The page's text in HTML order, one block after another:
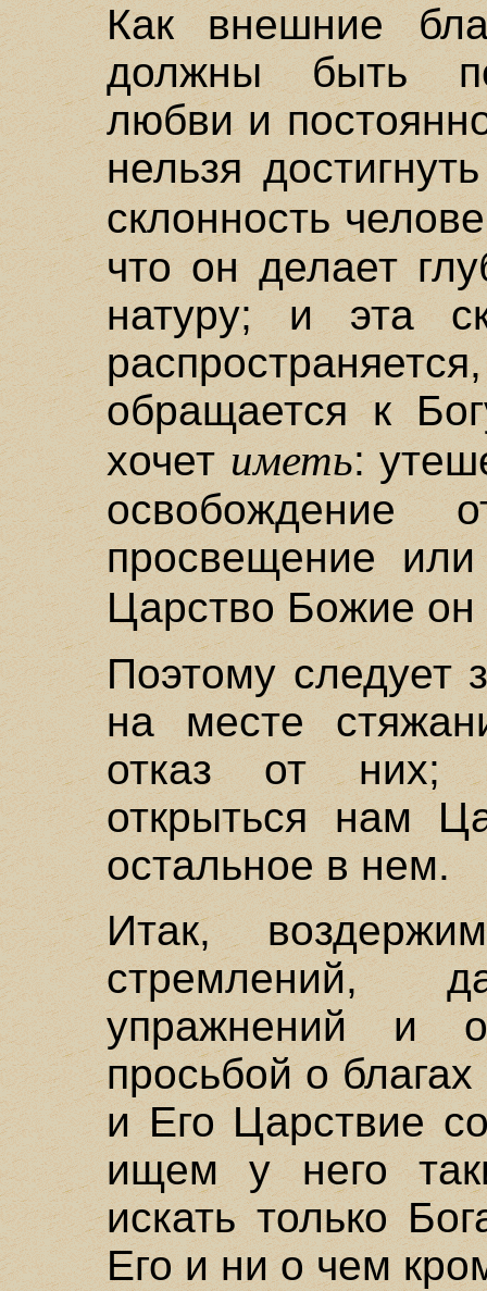
Как внешние
должны быть
любви и
нельзя
склонность
что он делает
натуру; и эта
обращается к
хочетиметь:
освобождение
просвещение
Царство Божие он
Поэтому следует
на месте
отказ от них;
открыться нам
остальное в нем.
Итак,
стремлений,
упражнений и
просьбой о
и Его Царствие
ищем у него
искать только
Его и ни о чем